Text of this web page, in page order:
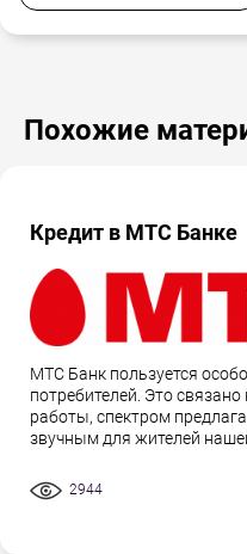
Похожие
Кредит в МТС Банке
МТС Банк пользуется
потребителей. Это
работы, спектром
звучным для жителей
2944